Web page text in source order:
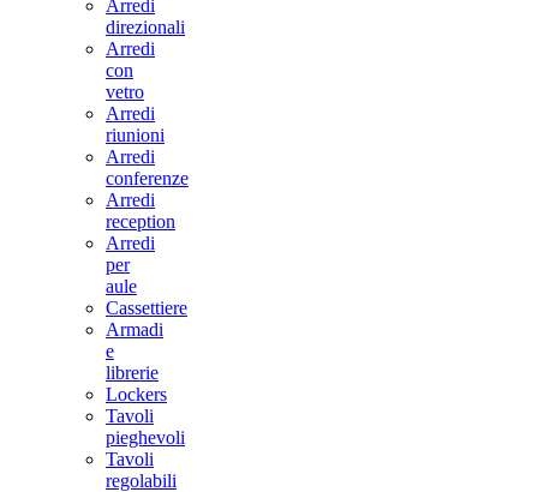
Arredi
direzionali
Arredi
con
vetro
Arredi
riunioni
Arredi
conferenze
Arredi
reception
Arredi
per
aule
Cassettiere
Armadi
e
librerie
Lockers
Tavoli
pieghevoli
Tavoli
regolabili